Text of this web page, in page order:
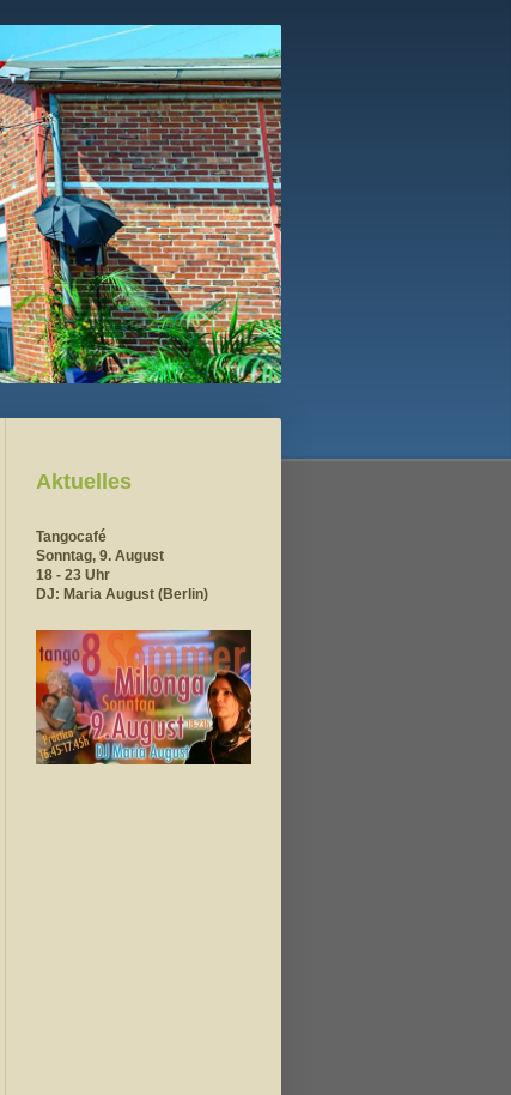
Aktuelles
Tangocafé
Sonntag, 9. August
18 - 23 Uhr
DJ: Maria August (Berlin)